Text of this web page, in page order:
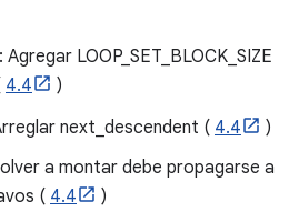
LOOP_SET_BLOCK_SIZE
4.4
)
next_descendent ( 4.4
)
a montar debe propagarse a
( 4.4
)